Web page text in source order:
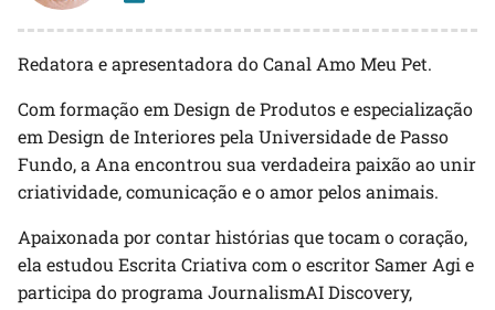
Redatora e apresentadora do Canal Amo Meu Pet.
Com formação em Design de Produtos e especialização
em Design de Interiores pela Universidade de Passo
Fundo, a Ana encontrou sua verdadeira paixão ao unir
criatividade, comunicação e o amor pelos animais.
Apaixonada por contar histórias que tocam o coração,
ela estudou Escrita Criativa com o escritor Samer Agi e
participa do programa JournalismAI Discovery,